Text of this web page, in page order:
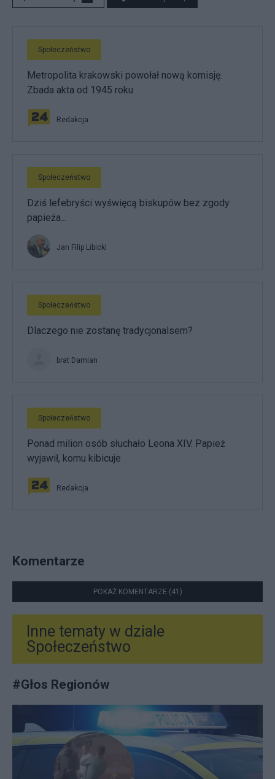
Społeczeństwo
Metropolita krakowski powołał nową komisję.
Zbada akta od 1945 roku
Redakcja
Społeczeństwo
Dziś lefebryści wyświęcą biskupów bez zgody
papieża...
Jan Filip Libicki
Społeczeństwo
Dlaczego nie zostanę tradycjonalsem?
brat Damian
Społeczeństwo
Ponad milion osób słuchało Leona XIV. Papież
wyjawił, komu kibicuje
Redakcja
Komentarze
POKAŻ KOMENTARZE (41)
Inne tematy w dziale
Społeczeństwo
#Głos Regionów